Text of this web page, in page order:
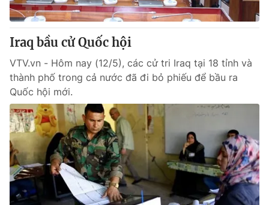
® Cấm sao chép dưới mọi hình thức nếu không có sự chấp
thuận bằng văn bản. Ghi rõ nguồn VTV.vn khi phát hành lại
thông tin từ website này.
Iraq bầu cử Quốc hội
VTV.vn - Hôm nay (12/5), các cử tri Iraq tại 18 tỉnh và
thành phố trong cả nước đã đi bỏ phiếu để bầu ra
Quốc hội mới.